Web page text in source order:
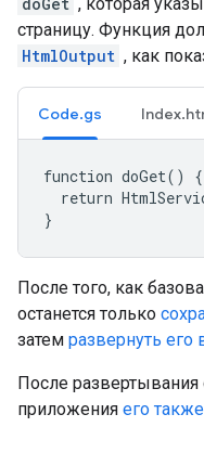
страницу. Функция
HtmlOutput , как
Code.gs
function doGet() {
return
}
После того, как
останется только
затем развернуть его
После развертывания
приложения его